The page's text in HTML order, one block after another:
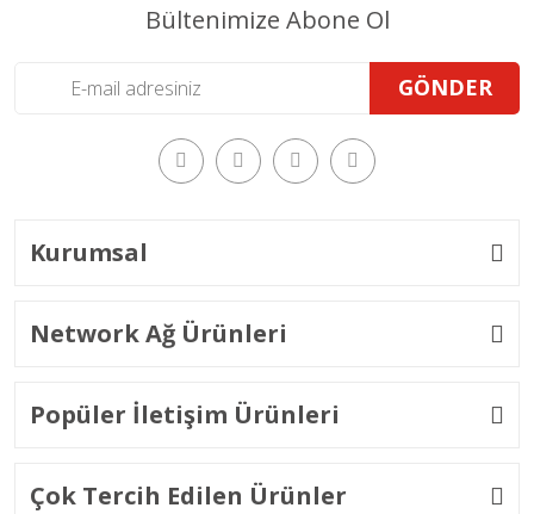
Bültenimize Abone Ol
GÖNDER
Kurumsal
Network Ağ Ürünleri
Popüler İletişim Ürünleri
Çok Tercih Edilen Ürünler